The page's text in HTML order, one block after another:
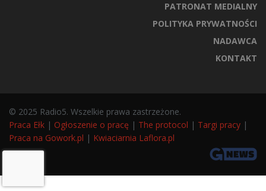
PATRONAT MEDIALNY
POLITYKA PRYWATNOŚCI
NADAWCA
KONTAKT
© 2025 Radio5. Wszelkie prawa zastrzeżone.
Praca Ełk | Ogłoszenie o pracę | The protocol | Targi pracy |
Praca na Gowork.pl | Kwiaciarnia Laflora.pl